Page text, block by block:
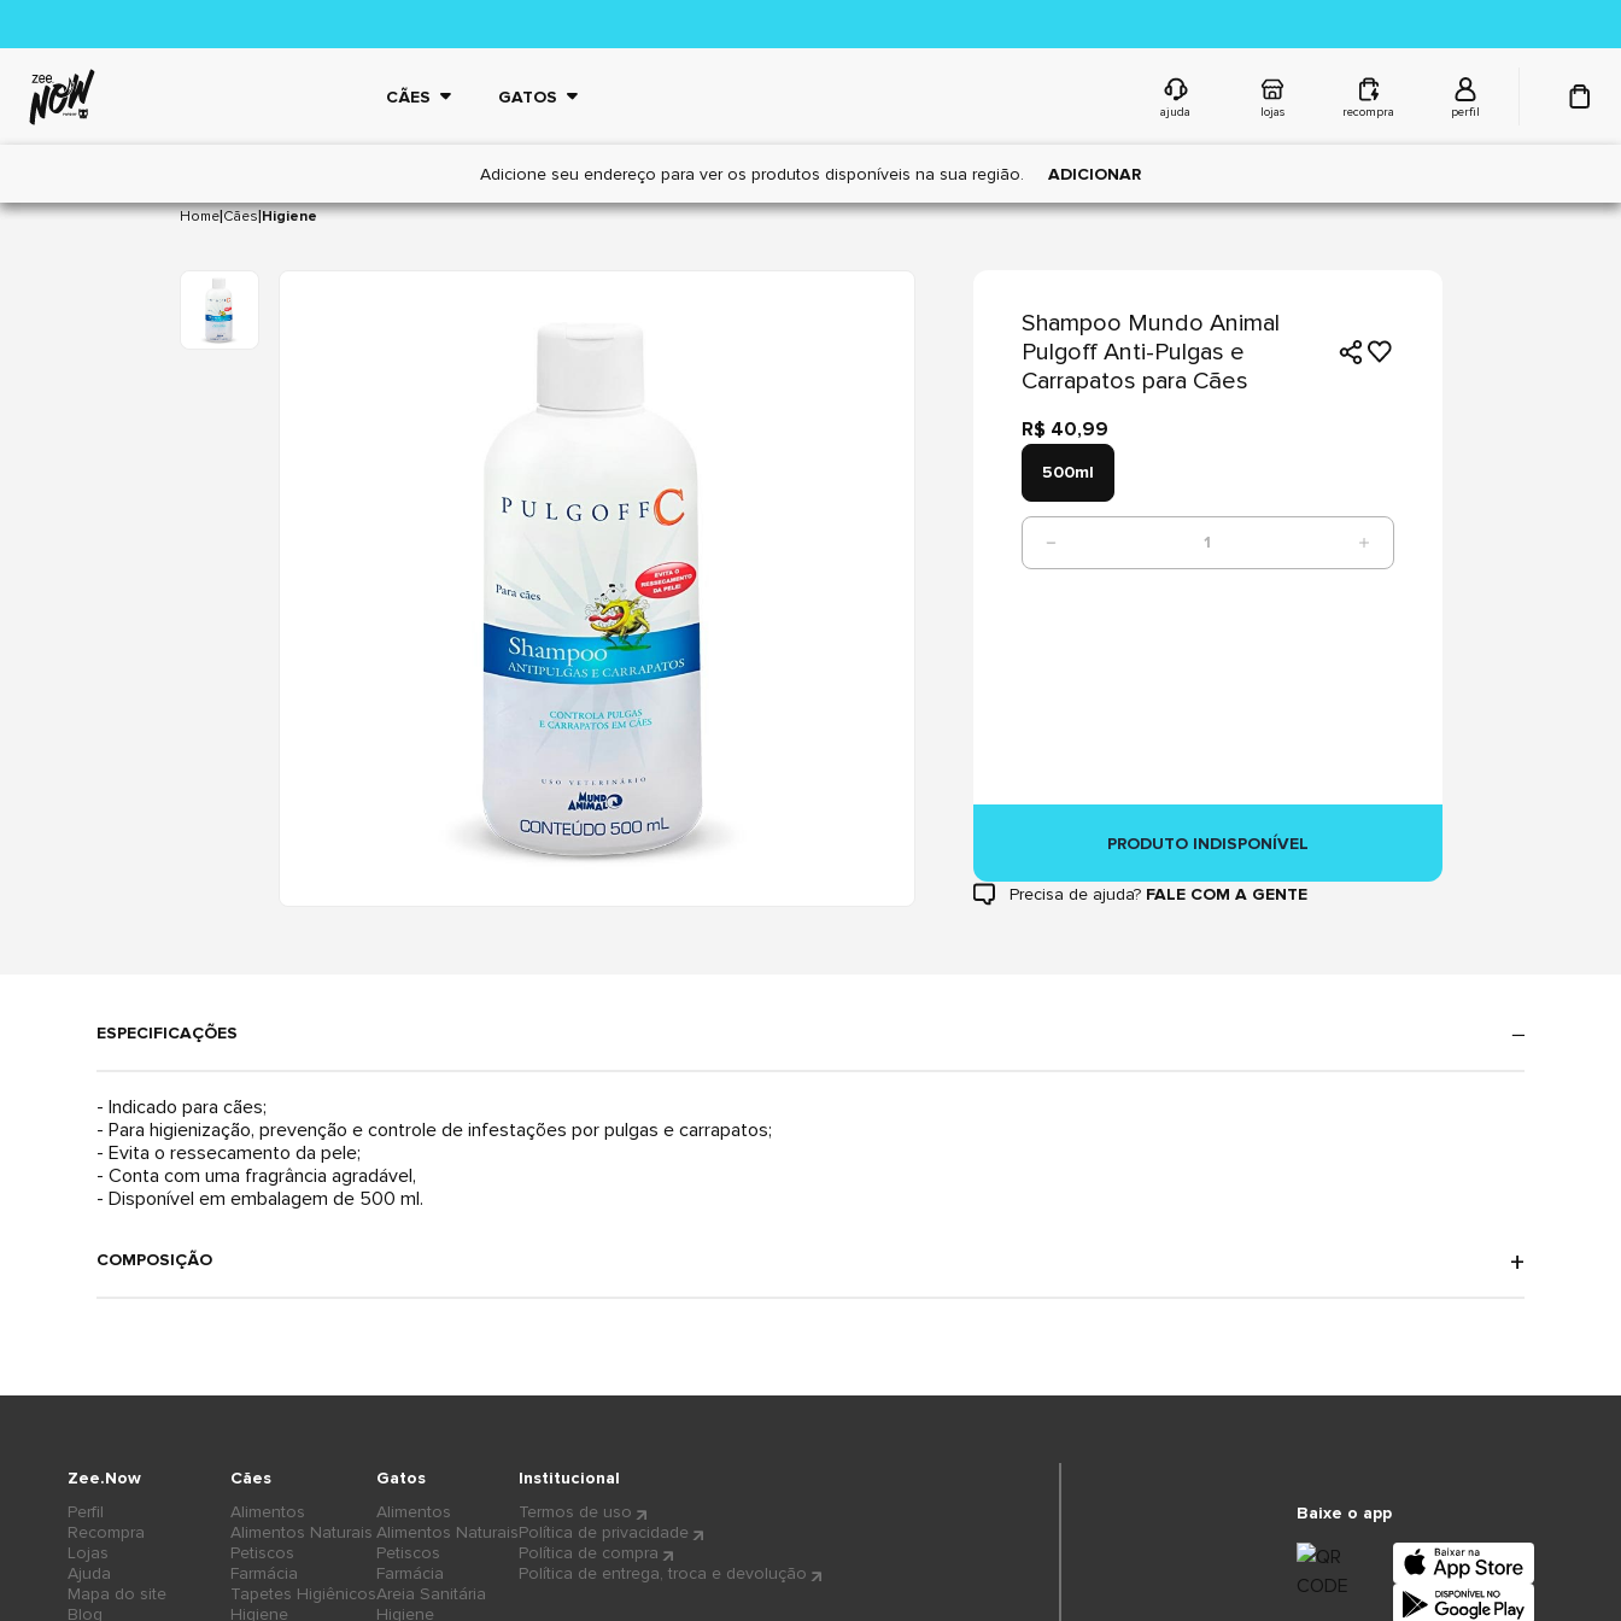
CÃES GATOS
ajuda lojas recompra perfil
Adicione seu endereço para ver os produtos disponíveis na sua região. ADICIONAR
Home|Cães|Higiene
Shampoo Mundo Animal
Pulgoff Anti-Pulgas e
Carrapatos para Cães
R$ 40,99
500ml
1
PRODUTO INDISPONÍVEL
Precisa de ajuda? FALE COM A GENTE
ESPECIFICAÇÕES
- Indicado para cães;
- Para higienização, prevenção e controle de infestações por pulgas e carrapatos;
- Evita o ressecamento da pele;
- Conta com uma fragrância agradável,
- Disponível em embalagem de 500 ml.
COMPOSIÇÃO
Cães
Alimentos
Alimentos Naturais
Petiscos
Farmácia
Tapetes Higiênicos
Higiene
Gatos
Alimentos
Alimentos Naturais
Petiscos
Farmácia
Areia Sanitária
Higiene
Zee.Now
Perfil
Recompra
Lojas
Ajuda
Mapa do site
Blog
Institucional
Termos de uso
Política de privacidade
Política de compra
Política de entrega, troca e devolução
Baixe o app